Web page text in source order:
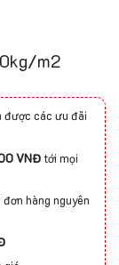
m2
được các ưu đãi
VNĐtới mọi
hàng nguyên